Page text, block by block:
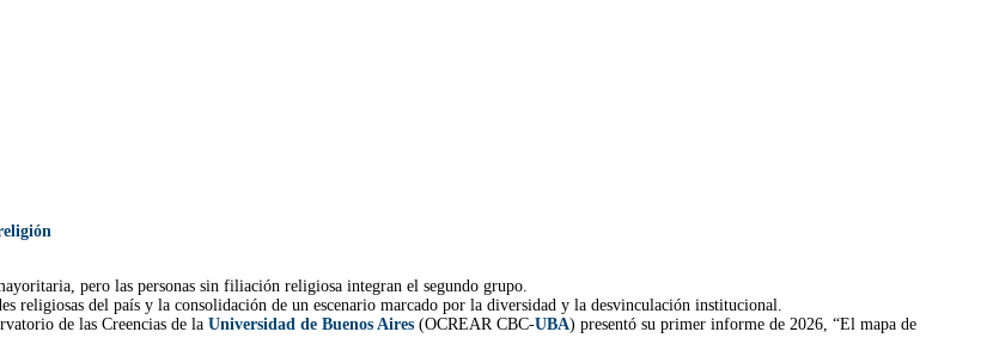
pero las personas sin filiación religiosa integran el segundo grupo.
religiosas del país y la consolidación de un escenario marcado por la diversidad y la desvinculación institucional.
de las Creencias de la Universidad de Buenos Aires (OCREAR CBC-UBA) presentó su primer informe de 2026, “El mapa de